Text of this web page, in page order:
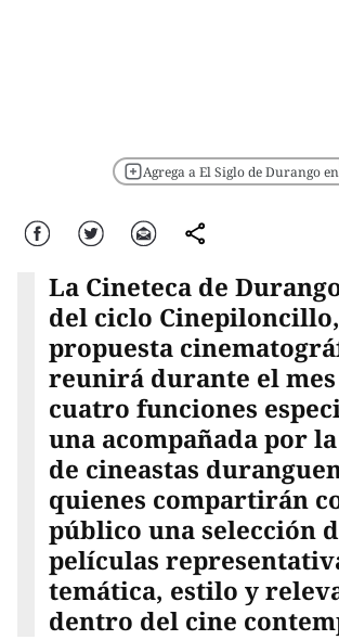
Agrega a El Siglo de Durango en
Facebook Twitter Correo comparte
La Cineteca de
del ciclo
propuesta
reunirá durante el
cuatro funciones
una acompañada por
de cineastas
quienes compartirán
público una selección
películas
temática, estilo y
dentro del cine